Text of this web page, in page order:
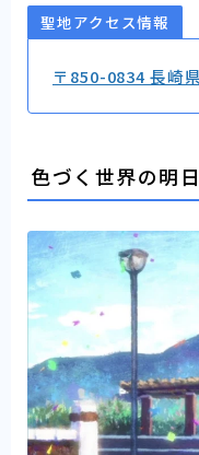
聖地アクセス情報
〒850-0834 長崎
色づく世界の明